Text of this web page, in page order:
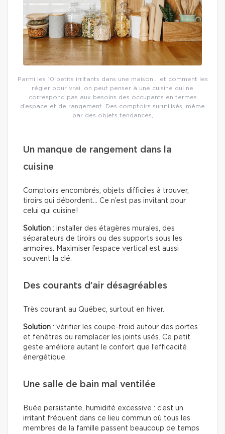
Parmi les 10 petits irritants dans une maison… et comment les
régler pour vrai, on peut penser à une cuisine qui ne
correspond pas aux besoins des occupants en termes
d’espace et de rangement. Des comptoirs surutilisés, même
par des objets tendances,
Un manque de rangement dans la
cuisine
Comptoirs encombrés, objets difficiles à trouver,
tiroirs qui débordent… Ce n’est pas invitant pour
celui qui cuisine!
Solution : installer des étagères murales, des
séparateurs de tiroirs ou des supports sous les
armoires. Maximiser l’espace vertical est aussi
souvent la clé.
Des courants d’air désagréables
Très courant au Québec, surtout en hiver.
Solution : vérifier les coupe-froid autour des portes
et fenêtres ou remplacer les joints usés. Ce petit
geste améliore autant le confort que l’efficacité
énergétique.
Une salle de bain mal ventilée
Buée persistante, humidité excessive : c’est un
irritant fréquent dans ce lieu commun où tous les
membres de la famille passent beaucoup de temps